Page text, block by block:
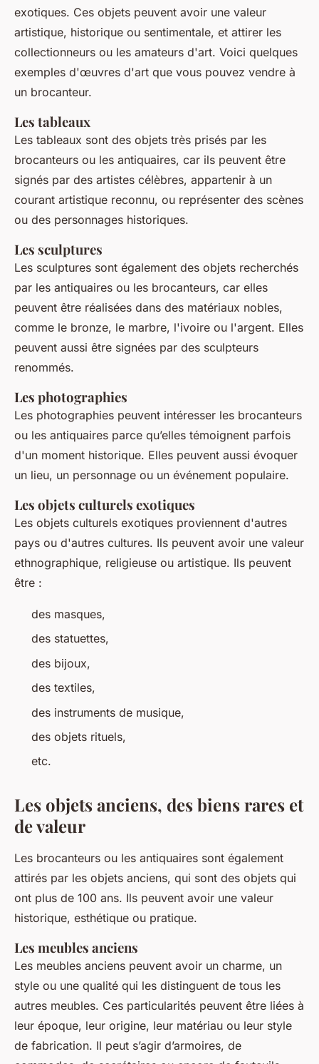
exotiques. Ces objets peuvent avoir une valeur
artistique, historique ou sentimentale, et attirer les
collectionneurs ou les amateurs d'art. Voici quelques
exemples d'œuvres d'art que vous pouvez vendre à
un brocanteur.
Les tableaux
Les tableaux sont des objets très prisés par les
brocanteurs ou les antiquaires, car ils peuvent être
signés par des artistes célèbres, appartenir à un
courant artistique reconnu, ou représenter des scènes
ou des personnages historiques.
Les sculptures
Les sculptures sont également des objets recherchés
par les antiquaires ou les brocanteurs, car elles
peuvent être réalisées dans des matériaux nobles,
comme le bronze, le marbre, l'ivoire ou l'argent. Elles
peuvent aussi être signées par des sculpteurs
renommés.
Les photographies
Les photographies peuvent intéresser les brocanteurs
ou les antiquaires parce qu’elles témoignent parfois
d'un moment historique. Elles peuvent aussi évoquer
un lieu, un personnage ou un événement populaire.
Les objets culturels exotiques
Les objets culturels exotiques proviennent d'autres
pays ou d'autres cultures. Ils peuvent avoir une valeur
ethnographique, religieuse ou artistique. Ils peuvent
être :
des masques,
des statuettes,
des bijoux,
des textiles,
des instruments de musique,
des objets rituels,
etc.
Les objets anciens, des biens rares et
de valeur
Les brocanteurs ou les antiquaires sont également
attirés par les objets anciens, qui sont des objets qui
ont plus de 100 ans. Ils peuvent avoir une valeur
historique, esthétique ou pratique.
Les meubles anciens
Les meubles anciens peuvent avoir un charme, un
style ou une qualité qui les distinguent de tous les
autres meubles. Ces particularités peuvent être liées à
leur époque, leur origine, leur matériau ou leur style
de fabrication. Il peut s’agir d’armoires, de